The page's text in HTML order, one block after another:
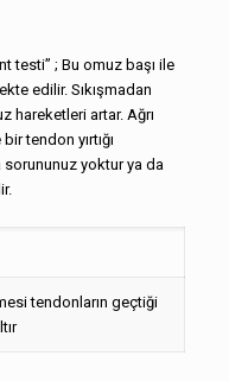
testi” ; Bu omuz başı ile
edilir. Sıkışmadan
hareketleri artar. Ağrı
tendon yırtığı
sorununuz yoktur ya da
tendonların geçtiği